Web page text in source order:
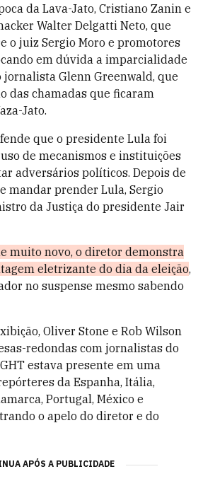
da Lava-Jato, Cristiano Zanin e
Walter Delgatti Neto, que
o juiz Sergio Moro e promotores
em dúvida a imparcialidade
jornalista Glenn Greenwald, que
das chamadas que ficaram
Jato.
que o presidente Lula foi
uso de mecanismos e instituições
adversários políticos. Depois de
mandar prender Lula, Sergio
da Justiça do presidente Jair
muito novo, o diretor demonstra
eletrizante do dia da eleição,
no suspense mesmo sabendo
Oliver Stone e Rob Wilson
redondas com jornalistas do
estava presente em uma
da Espanha, Itália,
Portugal, México e
o apelo do diretor e do
APÓS A PUBLICIDADE